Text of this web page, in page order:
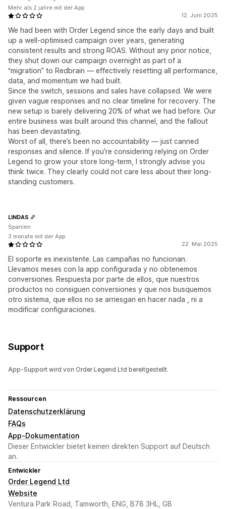
12. Juni 2025
We had been with Order Legend since the early days and built
up a well-optimised campaign over years, generating
consistent results and strong ROAS. Without any prior notice,
they shut down our campaign overnight as part of a
“migration” to Redbrain — effectively resetting all performance,
data, and momentum we had built.
Since the switch, sessions and sales have collapsed. We were
given vague responses and no clear timeline for recovery. The
new setup is barely delivering 20% of what we had before. Our
entire business was built around this channel, and the fallout
has been devastating.
Worst of all, there’s been no accountability — just canned
responses and silence. If you’re considering relying on Order
Legend to grow your store long-term, I strongly advise you
think twice. They clearly could not care less about their long-
standing customers.
Mehr als 2 jahre mit der App
22. Mai 2025
El soporte es inexistente. Las campañas no funcionan.
Llevamos meses con la app configurada y no obtenemos
conversiones. Respuesta por parte de ellos, que nuestros
productos no consiguen conversiones y que nos busquemos
otro sistema, que ellos no se arriesgan en hacer nada , ni a
modificar configuraciones.
LINDAS
Spanien
3 monate mit der App
Support
App-Support wird von Order Legend Ltd bereitgestellt.
Ressourcen
Datenschutzerklärung
FAQs
App-Dokumentation
Dieser Entwickler bietet keinen direkten Support auf Deutsch
an.
Entwickler
Order Legend Ltd
Website
Ventura Park Road, Tamworth, ENG, B78 3HL, GB